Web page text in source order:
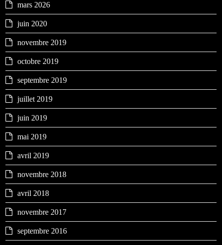
mars 2026
juin 2020
novembre 2019
octobre 2019
septembre 2019
juillet 2019
juin 2019
mai 2019
avril 2019
novembre 2018
avril 2018
novembre 2017
septembre 2016